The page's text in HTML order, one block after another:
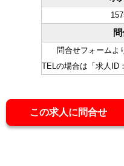
問合せフォームよ
TELの場合は「求人ID
この求人に問合せ